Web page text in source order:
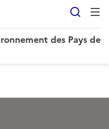
des Pays de